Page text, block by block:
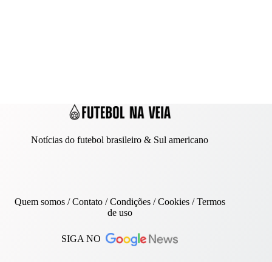
Notícias do futebol brasileiro & Sul americano
Quem somos/Contato/ Condições /Cookies/Termos
de uso
SIGA NO